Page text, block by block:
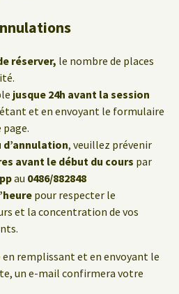
réserver, le nombre de places
jusque 24h avant la session
et en envoyant le formulaire
page.
, veuillez prévenir
avant le début du cours par
au 0486/882848
pour respecter le
et la concentration de vos
en remplissant et en envoyant le
un e-mail confirmera votre